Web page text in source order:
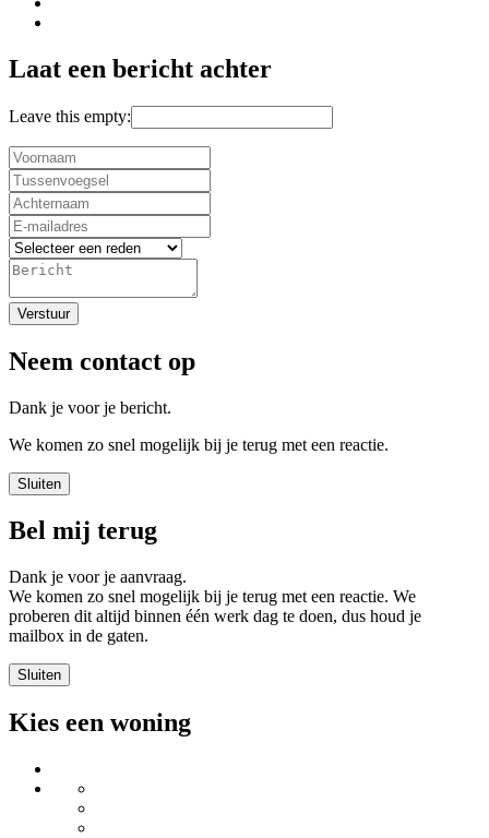
Laat een bericht achter
Leave this empty:
Verstuur
Neem contact op
Dank je voor je bericht.
We komen zo snel mogelijk bij je terug met een reactie.
Sluiten
Bel mij terug
Dank je voor je aanvraag.
We komen zo snel mogelijk bij je terug met een reactie. We
proberen dit altijd binnen één werk dag te doen, dus houd je
mailbox in de gaten.
Sluiten
Kies een woning